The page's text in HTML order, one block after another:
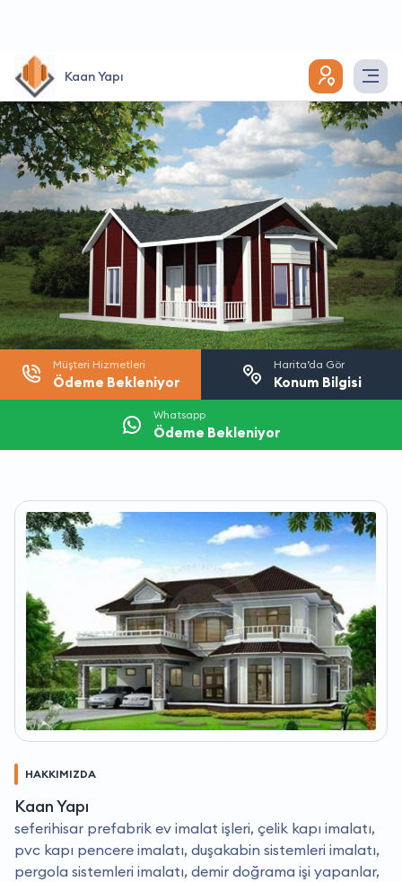
Kaan Yapı
Müşteri Hizmetleri
Ödeme Bekleniyor
Harita’da Gör
Konum Bilgisi
Whatsapp
Ödeme Bekleniyor
HAKKIMIZDA
Kaan Yapı
seferihisar prefabrik ev imalat işleri, çelik kapı imalatı,
pvc kapı pencere imalatı, duşakabin sistemleri imalatı,
pergola sistemleri imalatı, demir doğrama işi yapanlar,